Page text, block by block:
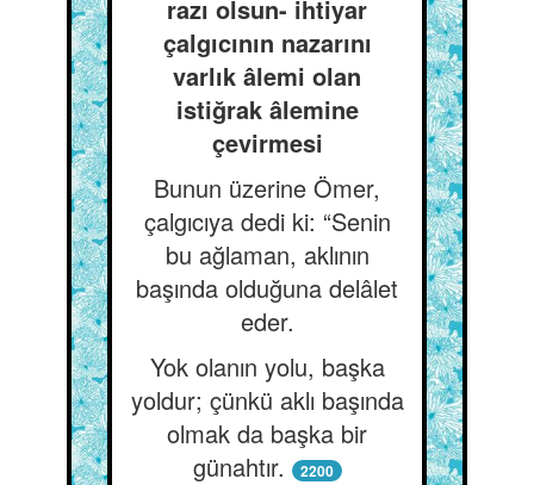
razı olsun- ihtiyar
çalgıcının nazarını
varlık âlemi olan
istiğrak âlemine
çevirmesi
Bunun üzerine Ömer,
çalgıcıya dedi ki: “Senin
bu ağlaman, aklının
başında olduğuna delâlet
eder.
Yok olanın yolu, başka
yoldur; çünkü aklı başında
olmak da başka bir
günahtır.
2200